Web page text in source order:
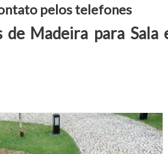
pelos telefones
de Madeira para Sala